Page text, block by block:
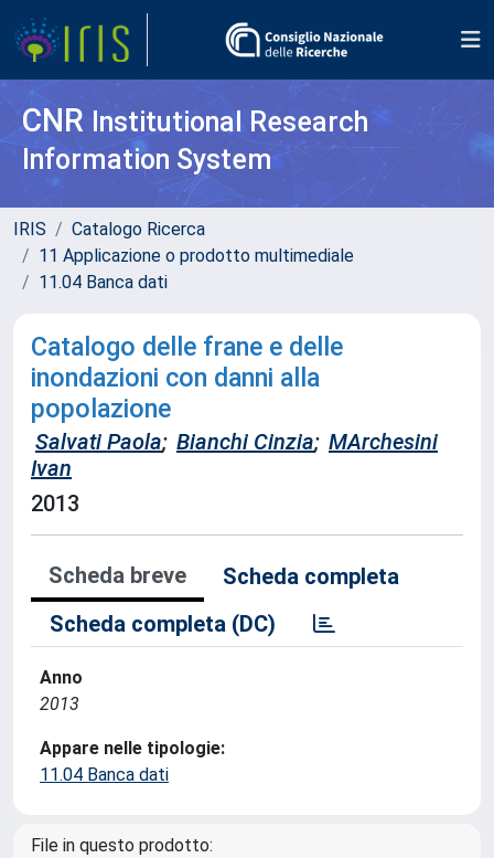
CNR Institutional Research
Information System
IRIS
Catalogo Ricerca
11 Applicazione o prodotto multimediale
11.04 Banca dati
Catalogo delle frane e delle
inondazioni con danni alla
popolazione
Salvati Paola; Bianchi Cinzia; MArchesini
Ivan
2013
Scheda breve
Scheda completa
Scheda completa (DC)
Anno
2013
Appare nelle tipologie:
11.04 Banca dati
File in questo prodotto: